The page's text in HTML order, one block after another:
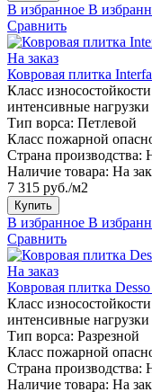
В избранное В
Сравнить
На заказ
Ковровая плитка
Класс
интенсивные нагрузки
Тип ворса: Петлевой
Класс пожарной
Страна производства:
Наличие товара: На
7 315 руб./м2
Купить
В избранное В
Сравнить
На заказ
Ковровая плитка
Класс
интенсивные нагрузки
Тип ворса: Разрезной
Класс пожарной
Страна производства:
Наличие товара: На